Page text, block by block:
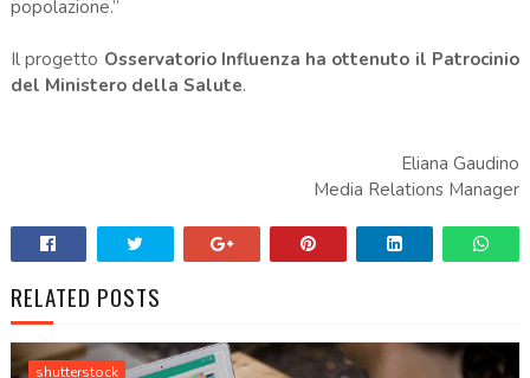
popolazione.”
Il progetto Osservatorio Influenza ha ottenuto il Patrocinio
del Ministero della Salute.
Eliana Gaudino
Media Relations Manager
RELATED POSTS
shutterstock